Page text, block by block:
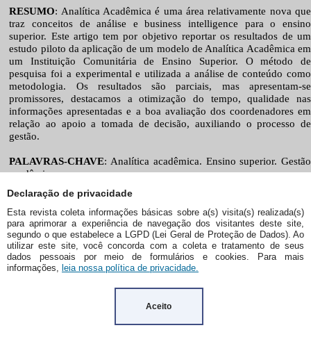
Declaração de privacidade
Esta revista coleta informações básicas sobre a(s) visita(s) realizada(s)
para aprimorar a experiência de navegação dos visitantes deste site,
segundo o que estabelece a LGPD (Lei Geral de Proteção de Dados). Ao
utilizar este site, você concorda com a coleta e tratamento de seus
dados pessoais por meio de formulários e cookies. Para mais
informações, leia nossa política de privacidade.
Aceito